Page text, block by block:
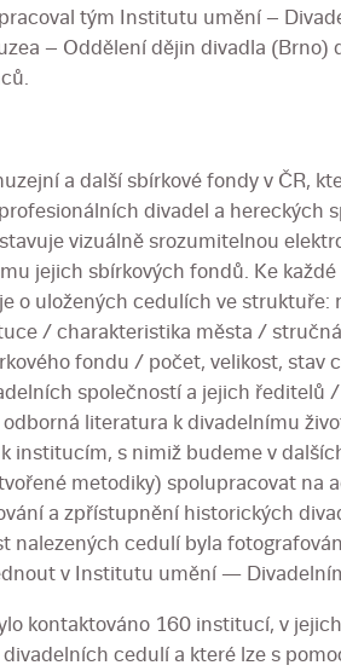
tým Institutu umění –
– Oddělení dějin divadla (Brno)
a další sbírkové fondy v ČR,
divadel a hereckých
vizuálně srozumitelnou
jejich sbírkových fondů. Ke
o uložených cedulích ve struktuře:
/ charakteristika města /
fondu / počet, velikost, stav
společností a jejich ředitelů
literatura k divadelnímu
institucím, s nimiž budeme v
metodiky) spolupracovat na
a zpřístupnění historických
nalezených cedulí byla
v Institutu umění —
kontaktováno 160 institucí, v
cedulí a které lze s